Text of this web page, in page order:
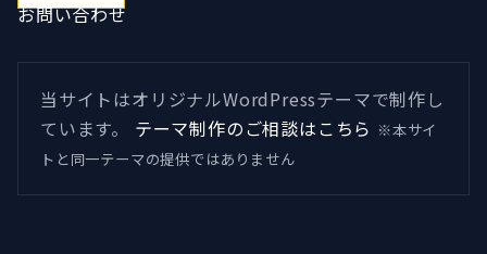
お問い合わせ
当サイトはオリジナルWordPressテーマで制作し
ています。
テーマ制作のご相談はこちら ※本サイ
トと同一テーマの提供ではありません